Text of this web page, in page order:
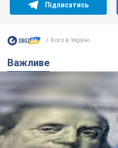
Підписатись
Кого в Україні...
Важливе